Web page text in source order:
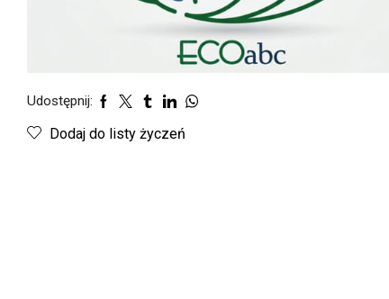
Udostępnij:
Dodaj do listy życzeń